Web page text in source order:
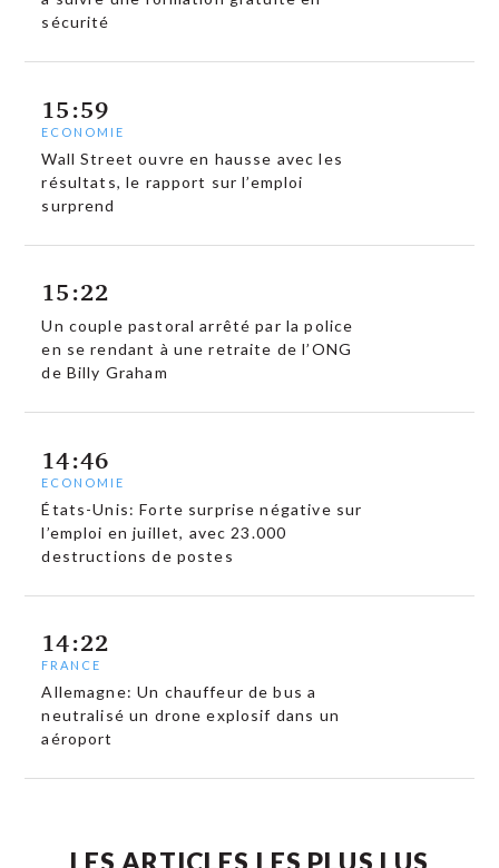
sécurité
15:59
ECONOMIE
Wall Street ouvre en hausse avec les
résultats, le rapport sur l’emploi
surprend
15:22
Un couple pastoral arrêté par la police
en se rendant à une retraite de l’ONG
de Billy Graham
14:46
ECONOMIE
États-Unis: Forte surprise négative sur
l’emploi en juillet, avec 23.000
destructions de postes
14:22
FRANCE
Allemagne: Un chauffeur de bus a
neutralisé un drone explosif dans un
aéroport
LES ARTICLES LES PLUS LUS